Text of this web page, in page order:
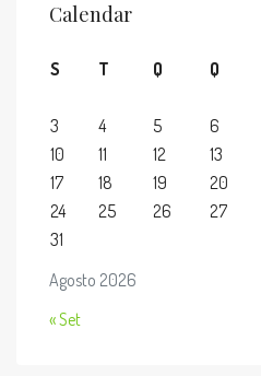
Calendar
Agosto 2026
S T Q Q
3
4 5 6
10
11 12 13
17
18 19 20
24
25 26 27
31
« Set